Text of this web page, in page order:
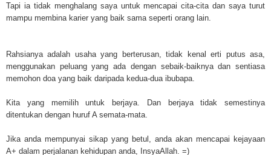
Tapi ia tidak menghalang saya untuk mencapai cita-cita dan saya turut
mampu membina karier yang baik sama seperti orang lain.
Rahsianya adalah usaha yang berterusan, tidak kenal erti putus asa,
menggunakan peluang yang ada dengan sebaik-baiknya dan sentiasa
memohon doa yang baik daripada kedua-dua ibubapa.
Kita yang memilih untuk berjaya. Dan berjaya tidak semestinya
ditentukan dengan huruf A semata-mata.
Jika anda mempunyai sikap yang betul, anda akan mencapai kejayaan
A+ dalam perjalanan kehidupan anda, InsyaAllah. =)